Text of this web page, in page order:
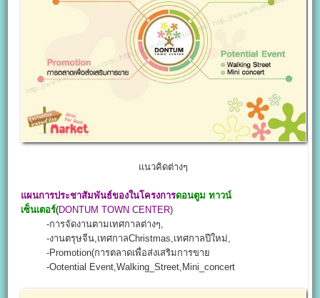
แนวคิดต่างๆ
แผนการประชาสัมพันธ์ของในโครงการดอนตูม ทาวน์
เซ็นเตอร์(DONTUM TOWN CENTER)
-การจัดงานตามเทศกาลต่างๆ,
-งานตรุษจีน,เทศกาลChristmas,เทศกาลปีใหม่,
-Promotion(การตลาดเพื่อส่งเสริมการขาย
-Ootential Event,Walking_Street,Mini_concert